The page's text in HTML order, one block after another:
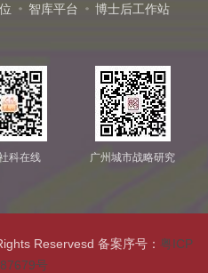
智库平台
博士后工作站
科在线 广州城市战略研究
Reservesd 备案序号： 粤ICP
号